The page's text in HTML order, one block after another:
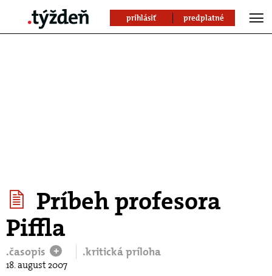
prihlásiť predplatné
Príbeh profesora
Piffla
.časopis + .kritická príloha
18. august 2007